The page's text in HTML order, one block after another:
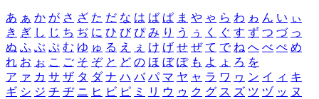
あ ぁ か が さ ざ た だ な は ば ぱ ま や ゃ ら わ ゎ ん い ぃ
き ぎ し じ ち ぢ に ひ び ぴ み り う ぅ く ぐ す ず つ づ っ
ぬ ふ ぶ ぷ む ゆ ゅ る え ぇ け げ せ ぜ て で ね へ べ ぺ め
れ お ぉ こ ご そ ぞ と ど の ほ ぼ ぽ も よ ょ ろ を
ア ァ カ サ ザ タ ダ ナ ハ バ パ マ ヤ ャ ラ ワ ヮ ン イ ィ キ
ギ シ ジ チ ヂ ニ ヒ ビ ピ ミ リ ウ ゥ ク グ ス ズ ツ ヅ ッ ヌ